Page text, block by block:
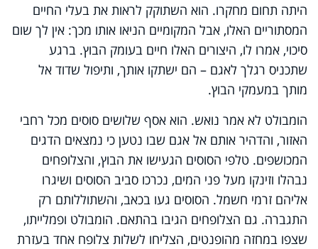
היתה תחום מחקרו. הוא השתוקק לראות את בעלי החיים
המסתוריים האלו, אבל המקומיים הניאו אותו מכך: אין לך שום
סיכוי, אמרו לו, היצורים האלו חיים בעומק הבוץ. ברגע
שתכניס רגלך לאגם – הם ישתקו אותך, ותיפול שדוד אל
מותך במעמקי הבוץ.
הומבולט לא אמר נואש. הוא אסף שלושים סוסים מכל רחבי
האזור, והדהיר אותם אל אגם שבו נטען כי נמצאים הדגים
המכושפים. טלפי הסוסים הגעישו את הבוץ, והצלופחים
נבהלו וזינקו מעל פני המים, נכרכו סביב הסוסים ושיגרו
אליהם זרמי חשמל. הסוסים געו בכאב, והשתוללותם רק
התגברה. גם הצלופחים הגיבו בהתאם. הומבולט ופמלייתו,
שצפו במחזה מהופנטים, הצליחו לשלות צלופח אחד בעזרת